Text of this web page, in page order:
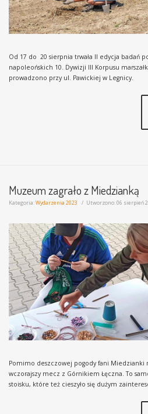
Od 17 do 20 sierpnia trwała II edycja badań
napoleońskich 10. Dywizji III Korpusu
prowadzono przy ul. Pawickiej w Legnicy.
Muzeum zagrało z Miedzianką
Kategoria:Wydarzenia 2023 Utworzono: 06 sierpień
Pomimo deszczowej pogody fani Miedzianki
wczorajszy mecz z Górnikiem Łęczna. To
stoisku, które też cieszyło się dużym